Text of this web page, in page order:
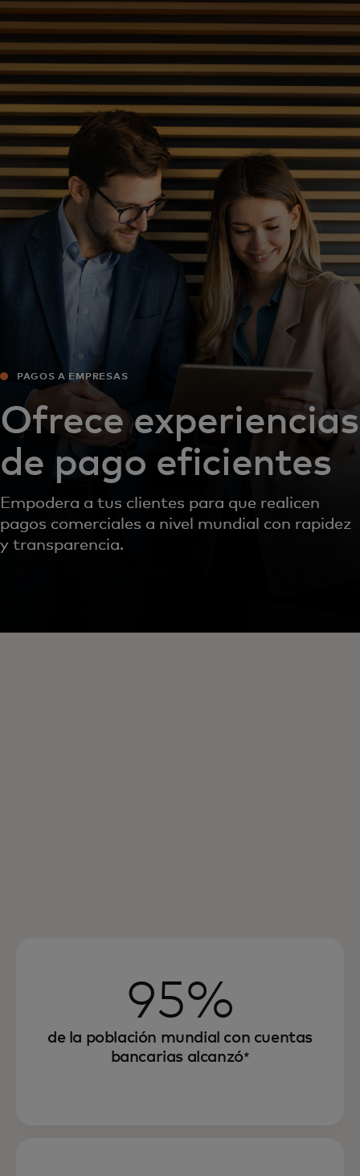
Para ti
Para empresas
Para el mundo
Para innovadores
Noticias y tendencias
PAGOS A EMPRESAS
Ofrece experiencias
de pago eficientes
Empodera a tus clientes para que realicen
pagos comerciales a nivel mundial con rapidez
y transparencia.
95%
de la población mundial con cuentas
bancarias alcanzó*